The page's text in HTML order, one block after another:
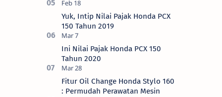
Yuk, Intip Nilai Pajak Honda PCX
150 Tahun 2019
Ini Nilai Pajak Honda PCX 150
Tahun 2020
Fitur Oil Change Honda Stylo 160
: Permudah Perawatan Mesin